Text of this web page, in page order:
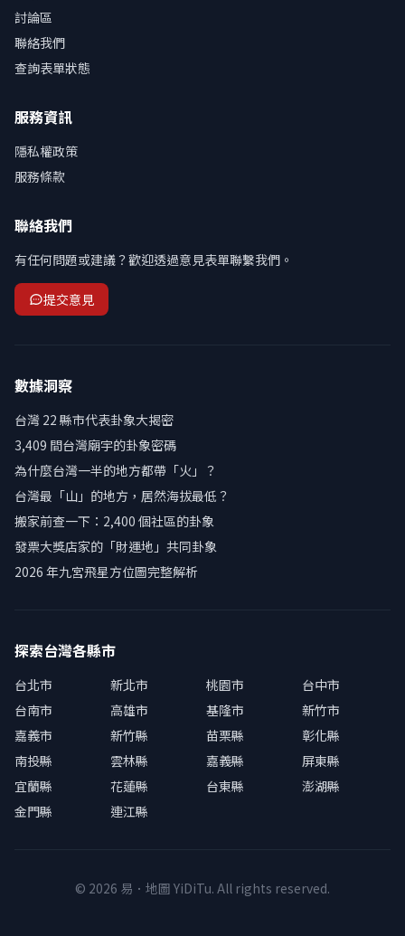
討論區
聯絡我們
查詢表單狀態
服務資訊
隱私權政策
服務條款
聯絡我們
有任何問題或建議？歡迎透過意見表單聯繫我們。
提交意見
數據洞察
台灣 22 縣市代表卦象大揭密
3,409 間台灣廟宇的卦象密碼
為什麼台灣一半的地方都帶「火」？
台灣最「山」的地方，居然海拔最低？
搬家前查一下：2,400 個社區的卦象
發票大獎店家的「財運地」共同卦象
2026 年九宮飛星方位圖完整解析
探索台灣各縣市
台北市 新北市 桃園市
台中市
台南市
高雄市 基隆市
新竹市
嘉義市
新竹縣 苗栗縣
彰化縣
南投縣
雲林縣 嘉義縣
屏東縣
宜蘭縣
花蓮縣 台東縣
澎湖縣
金門縣
連江縣
© 2026 易．地圖 YiDiTu. All rights reserved.